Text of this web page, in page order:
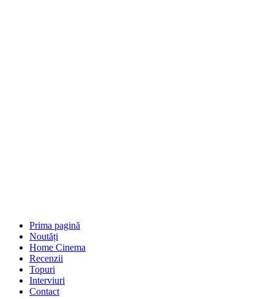
Prima pagină
Noutăți
Home Cinema
Recenzii
Topuri
Interviuri
Contact